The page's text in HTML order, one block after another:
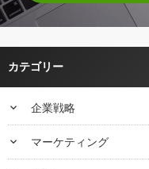
カテゴリー
keyboard_arrow_down 企業戦略
keyboard_arrow_down マーケティング